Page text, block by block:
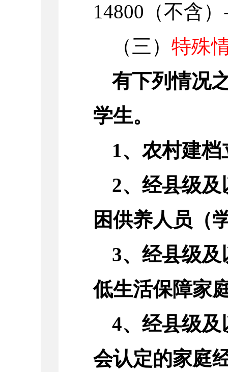
14800（不含
（三）特殊
有下列情况
学生。
1、农村建
2、经县级
困供养人员（
3、经县级
低生活保障家
4、经县级
会认定的家庭